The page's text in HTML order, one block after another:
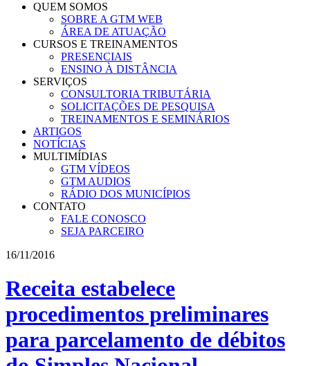
QUEM SOMOS
SOBRE A GTM WEB
ÁREA DE ATUAÇÃO
CURSOS E TREINAMENTOS
PRESENCIAIS
ENSINO À DISTÂNCIA
SERVIÇOS
CONSULTORIA TRIBUTÁRIA
SOLICITAÇÕES DE PESQUISA
TREINAMENTOS E SEMINÁRIOS
ARTIGOS
NOTÍCIAS
MULTIMÍDIAS
GTM VÍDEOS
GTM AUDIOS
RÁDIO DOS MUNICÍPIOS
CONTATO
FALE CONOSCO
SEJA PARCEIRO
16/11/2016
Receita estabelece
procedimentos preliminares
para parcelamento de débitos